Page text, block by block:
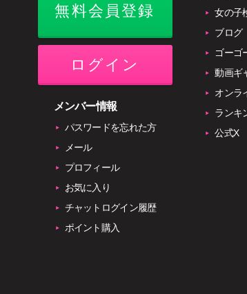
無料会員登録
ログイン
メンバー情報
パスワードを忘れた方
メール
プロフィール
お気に入り
チャットログイン履歴
ポイント購入
女の子
ブログ
ゴーゴ
動画ギ
オンラ
ランキ
公式X